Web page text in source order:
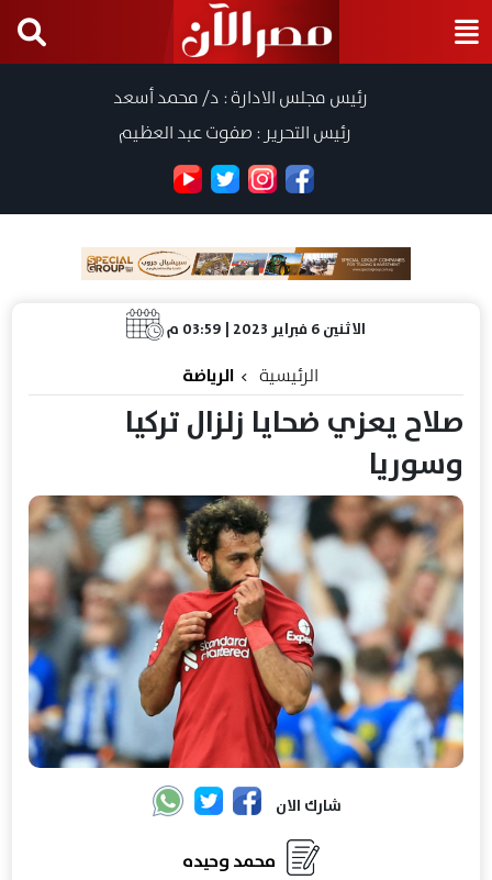
رئيس مجلس الادارة : د/ محمد أسعد
رئيس التحرير : صفوت عبد العظيم
الاثنين 6 فبراير 2023 | 03:59 م
الرئيسية الرياضة
صلاح يعزي ضحايا زلزال تركيا
وسوريا
شارك الان
محمد وحيده